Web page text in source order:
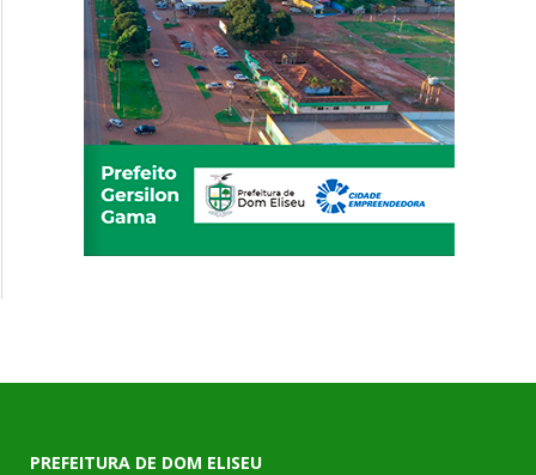
PREFEITURA DE DOM ELISEU